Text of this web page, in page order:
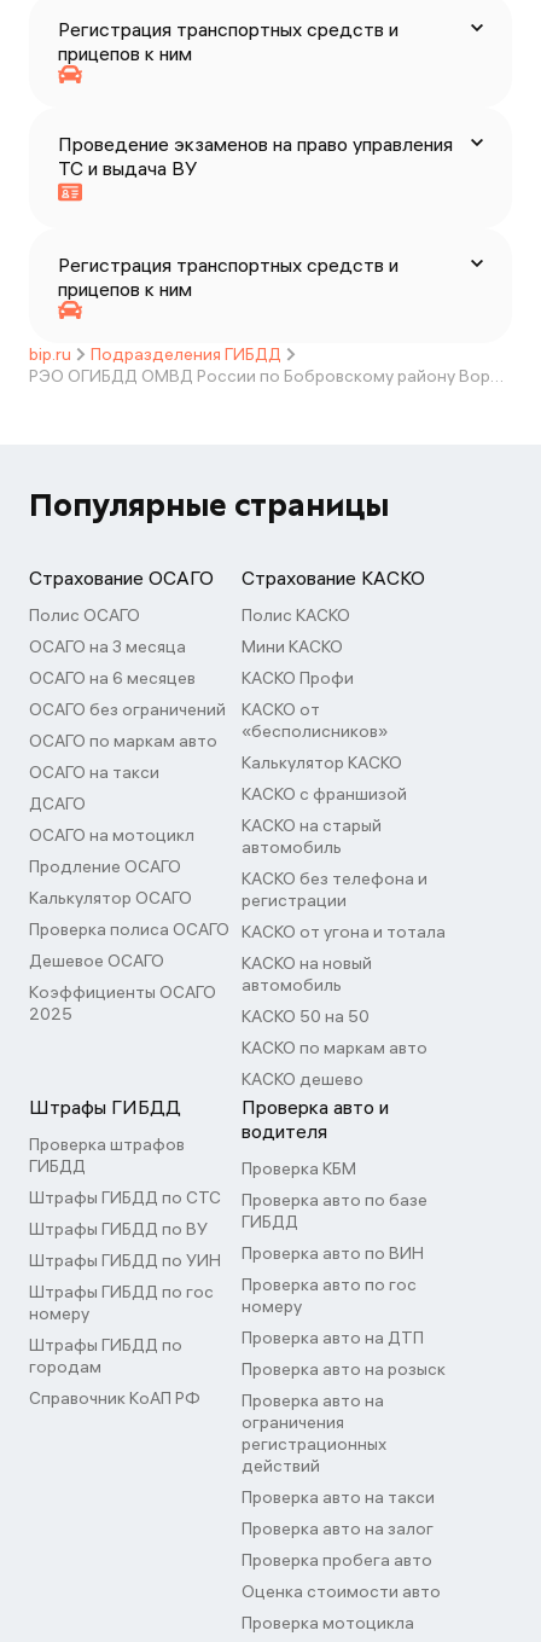
Регистрация транспортных средств и
прицепов к ним
Проведение экзаменов на право управления
ТС и выдача ВУ
Регистрация транспортных средств и
прицепов к ним
bip.ru
Подразделения ГИБДД
РЭО ОГИБДД ОМВД России по Бобровскому району Воронежской области
Популярные страницы
Страхование ОСАГО
Полис ОСАГО
ОСАГО на 3 месяца
ОСАГО на 6 месяцев
ОСАГО без ограничений
ОСАГО по маркам авто
ОСАГО на такси
ДСАГО
ОСАГО на мотоцикл
Продление ОСАГО
Калькулятор ОСАГО
Проверка полиса ОСАГО
Дешевое ОСАГО
Коэффициенты ОСАГО
2025
Страхование КАСКО
Полис КАСКО
Мини КАСКО
КАСКО Профи
КАСКО от
«бесполисников»
Калькулятор КАСКО
КАСКО с франшизой
КАСКО на старый
автомобиль
КАСКО без телефона и
регистрации
КАСКО от угона и тотала
КАСКО на новый
автомобиль
КАСКО 50 на 50
КАСКО по маркам авто
КАСКО дешево
Штрафы ГИБДД
Проверка штрафов
ГИБДД
Штрафы ГИБДД по СТС
Штрафы ГИБДД по ВУ
Штрафы ГИБДД по УИН
Штрафы ГИБДД по гос
номеру
Штрафы ГИБДД по
городам
Справочник КоАП РФ
Проверка авто и
водителя
Проверка КБМ
Проверка авто по базе
ГИБДД
Проверка авто по ВИН
Проверка авто по гос
номеру
Проверка авто на ДТП
Проверка авто на розыск
Проверка авто на
ограничения
регистрационных
действий
Проверка авто на такси
Проверка авто на залог
Проверка пробега авто
Оценка стоимости авто
Проверка мотоцикла